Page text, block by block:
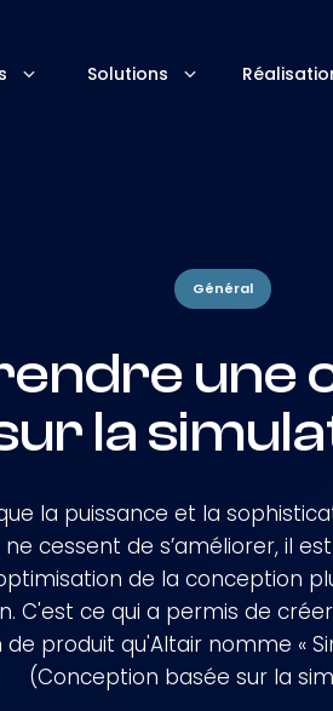
Solutions
Général
une
la
la puissance et la
cessent de s’améliorer, il
de la conception
C'est ce qui a permis de
produit qu'Altair nomme «
(Conception basée sur la